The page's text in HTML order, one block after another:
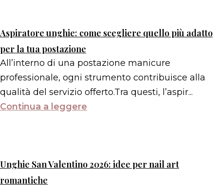
Aspiratore unghie: come scegliere quello più adatto
per la tua postazione
All’interno di una postazione manicure
professionale, ogni strumento contribuisce alla
qualità del servizio offerto.Tra questi, l’aspir...
Continua a leggere
Unghie San Valentino 2026: idee per nail art
romantiche